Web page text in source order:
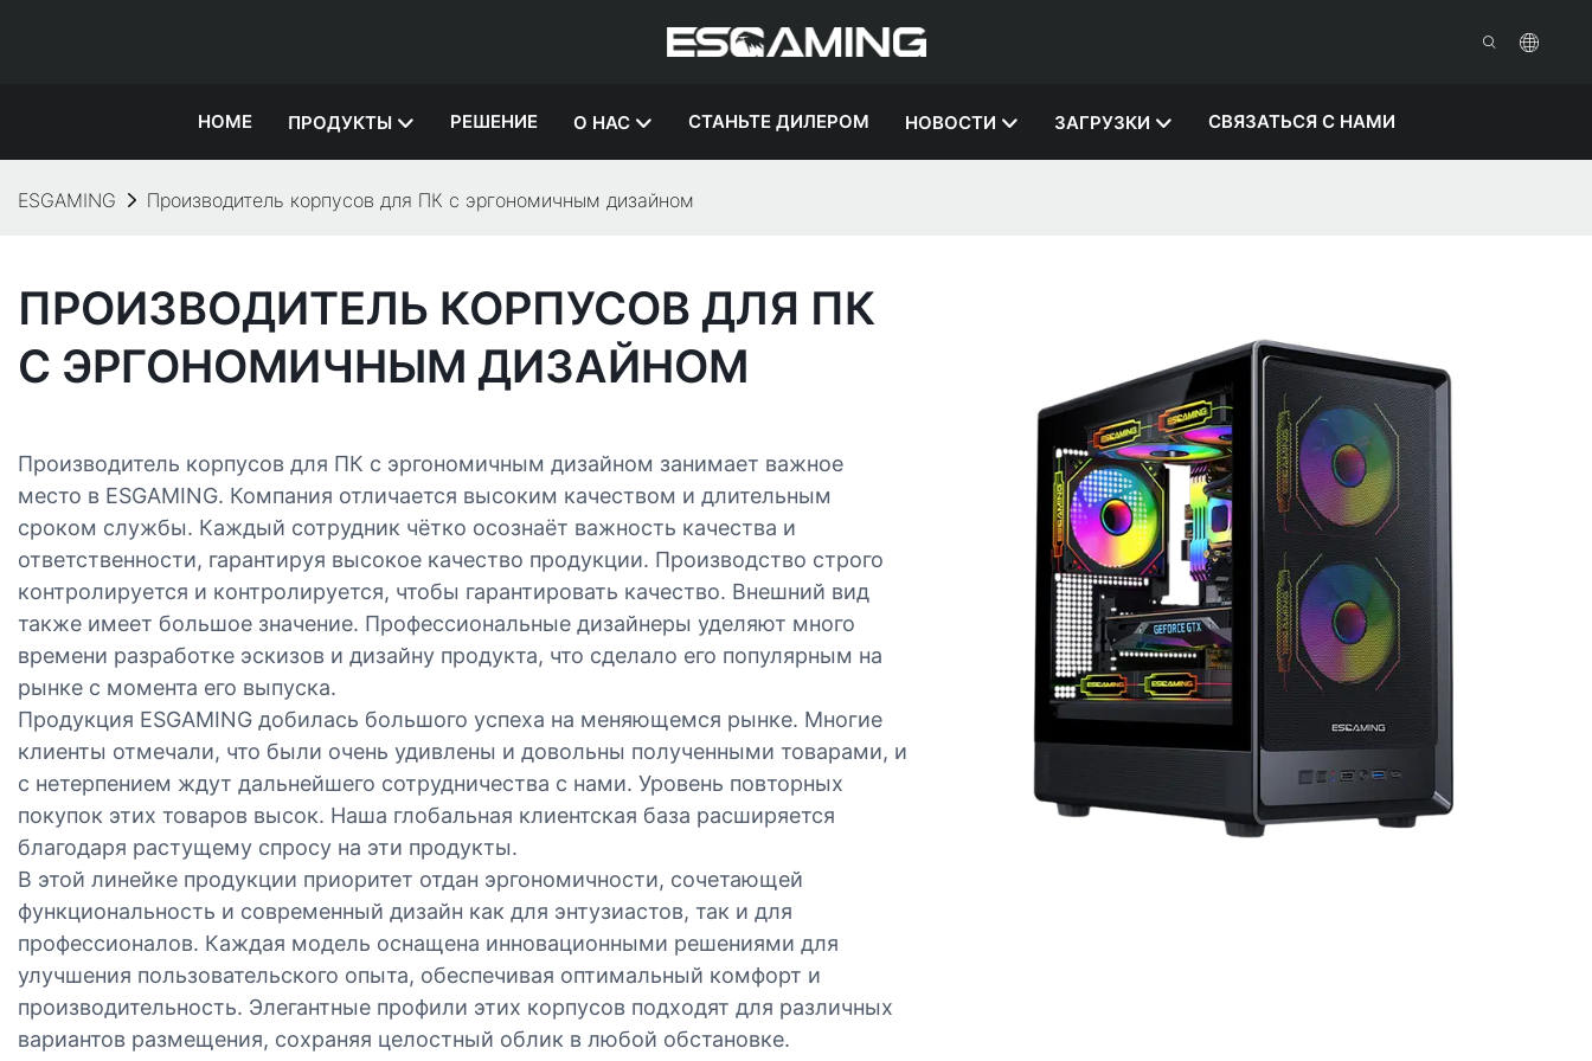
HOME ПРОДУКТЫ РЕШЕНИЕ О НАС СТАНЬТЕ ДИЛЕРОМ НОВОСТИ ЗАГРУЗКИ СВЯЗАТЬСЯ С НАМИ
ESGAMING Производитель корпусов для ПК с эргономичным дизайном
ПРОИЗВОДИТЕЛЬ КОРПУСОВ ДЛЯ ПК
С ЭРГОНОМИЧНЫМ ДИЗАЙНОМ
Производитель корпусов для ПК с эргономичным дизайном занимает важное
место в ESGAMING. Компания отличается высоким качеством и длительным
сроком службы. Каждый сотрудник чётко осознаёт важность качества и
ответственности, гарантируя высокое качество продукции. Производство строго
контролируется и контролируется, чтобы гарантировать качество. Внешний вид
также имеет большое значение. Профессиональные дизайнеры уделяют много
времени разработке эскизов и дизайну продукта, что сделало его популярным на
рынке с момента его выпуска.
Продукция ESGAMING добилась большого успеха на меняющемся рынке. Многие
клиенты отмечали, что были очень удивлены и довольны полученными товарами, и
с нетерпением ждут дальнейшего сотрудничества с нами. Уровень повторных
покупок этих товаров высок. Наша глобальная клиентская база расширяется
благодаря растущему спросу на эти продукты.
В этой линейке продукции приоритет отдан эргономичности, сочетающей
функциональность и современный дизайн как для энтузиастов, так и для
профессионалов. Каждая модель оснащена инновационными решениями для
улучшения пользовательского опыта, обеспечивая оптимальный комфорт и
производительность. Элегантные профили этих корпусов подходят для различных
вариантов размещения, сохраняя целостный облик в любой обстановке.